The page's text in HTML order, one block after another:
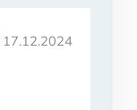
17.12.2024